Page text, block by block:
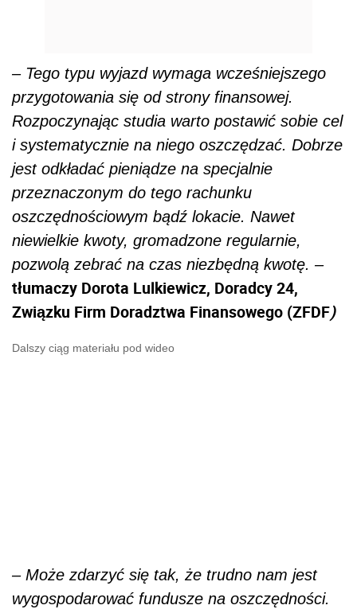
– Tego typu wyjazd wymaga wcześniejszego
przygotowania się od strony finansowej.
Rozpoczynając studia warto postawić sobie cel
i systematycznie na niego oszczędzać. Dobrze
jest odkładać pieniądze na specjalnie
przeznaczonym do tego rachunku
oszczędnościowym bądź lokacie. Nawet
niewielkie kwoty, gromadzone regularnie,
pozwolą zebrać na czas niezbędną kwotę. –
tłumaczy Dorota Lulkiewicz, Doradcy 24,
Związku Firm Doradztwa Finansowego (ZFDF)
Dalszy ciąg materiału pod wideo
– Może zdarzyć się tak, że trudno nam jest
wygospodarować fundusze na oszczędności.